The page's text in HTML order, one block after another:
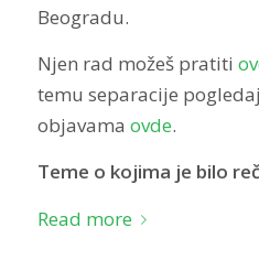
Beogradu.
Njen rad možeš pratiti
temu separacije
objavama ovde.
Teme o kojima je bilo
Read more